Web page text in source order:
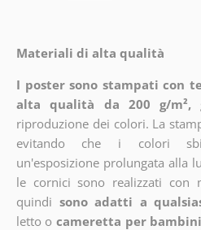
Materiali di alta qualità
I poster sono stampati con
alta qualità da 200 g/m²,
riproduzione dei colori. La
evitando che i colori
un'esposizione prolungata alla
le cornici sono realizzati con
quindi sono adatti a
letto o cameretta per